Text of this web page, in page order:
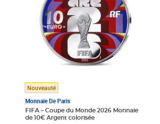
Nouveauté
Monnaie De Paris
FIFA – Coupe du Monde 2026 Monnaie
de 10€ Argent colorisée